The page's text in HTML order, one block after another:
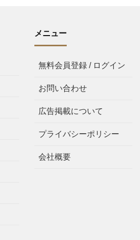
メニュー
無料会員登録 / ログイン
お問い合わせ
広告掲載について
プライバシーポリシー
会社概要